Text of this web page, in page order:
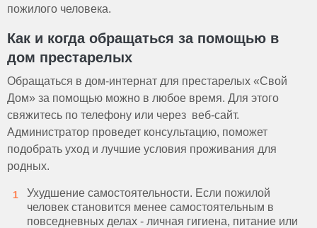
пожилого человека.
Как и когда обращаться за помощью в
дом престарелых
Обращаться в дом-интернат для престарелых «Свой
Дом» за помощью можно в любое время. Для этого
свяжитесь по телефону или через веб-сайт.
Администратор проведет консультацию, поможет
подобрать уход и лучшие условия проживания для
родных.
Ухудшение самостоятельности. Если пожилой
человек становится менее самостоятельным в
повседневных делах - личная гигиена, питание или